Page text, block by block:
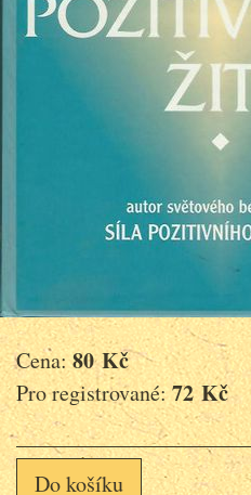
Cena:80 Kč
Pro registrované:72 Kč
Do košíku